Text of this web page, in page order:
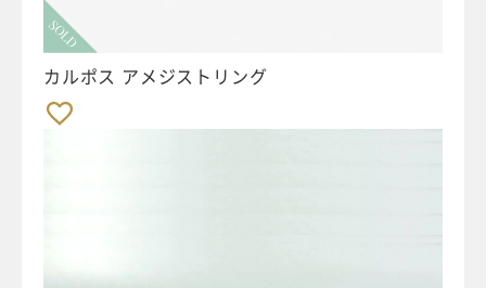
SOLD
カルポス アメジストリング